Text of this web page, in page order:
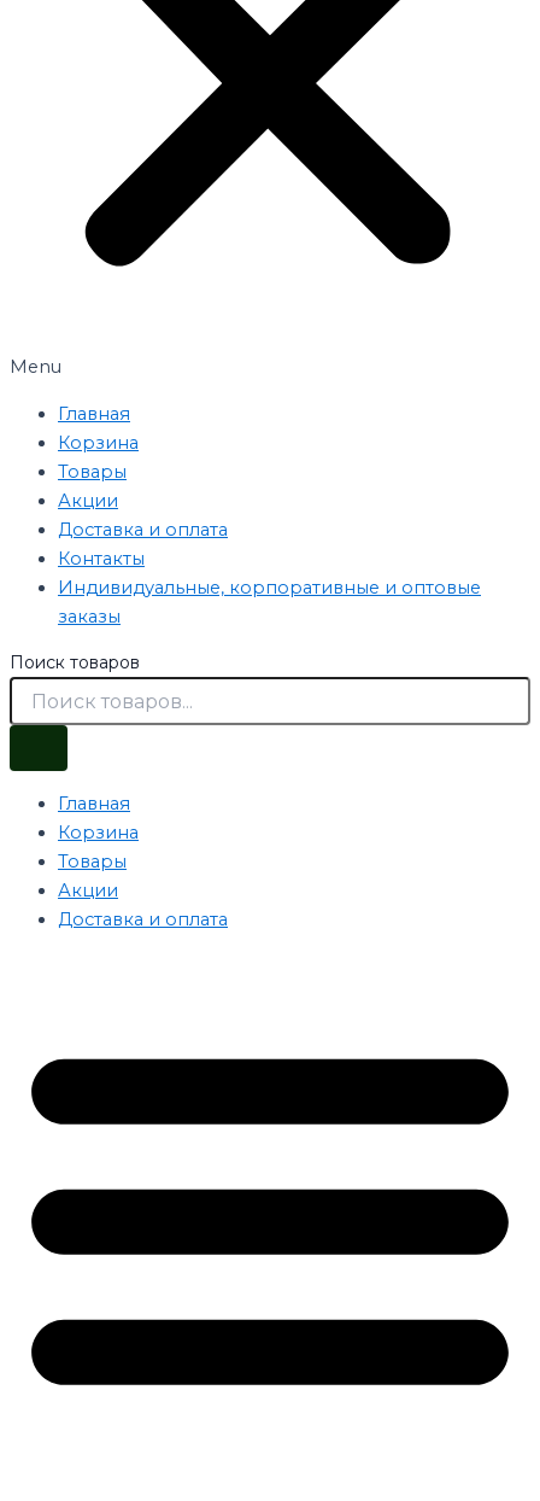
Menu
Главная
Корзина
Товары
Акции
Доставка и оплата
Контакты
Индивидуальные, корпоративные и оптовые
заказы
Поиск товаров
Главная
Корзина
Товары
Акции
Доставка и оплата